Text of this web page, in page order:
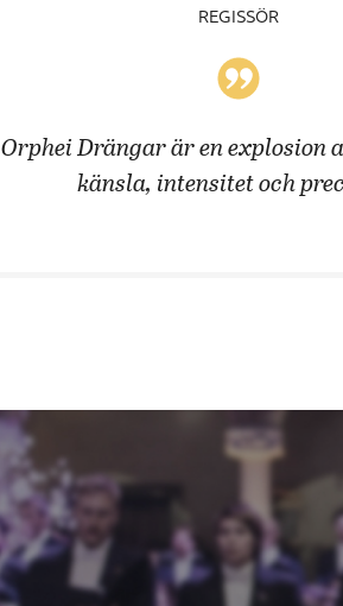
REGISSÖR
Orphei Drängar är en explosion
känsla, intensitet och